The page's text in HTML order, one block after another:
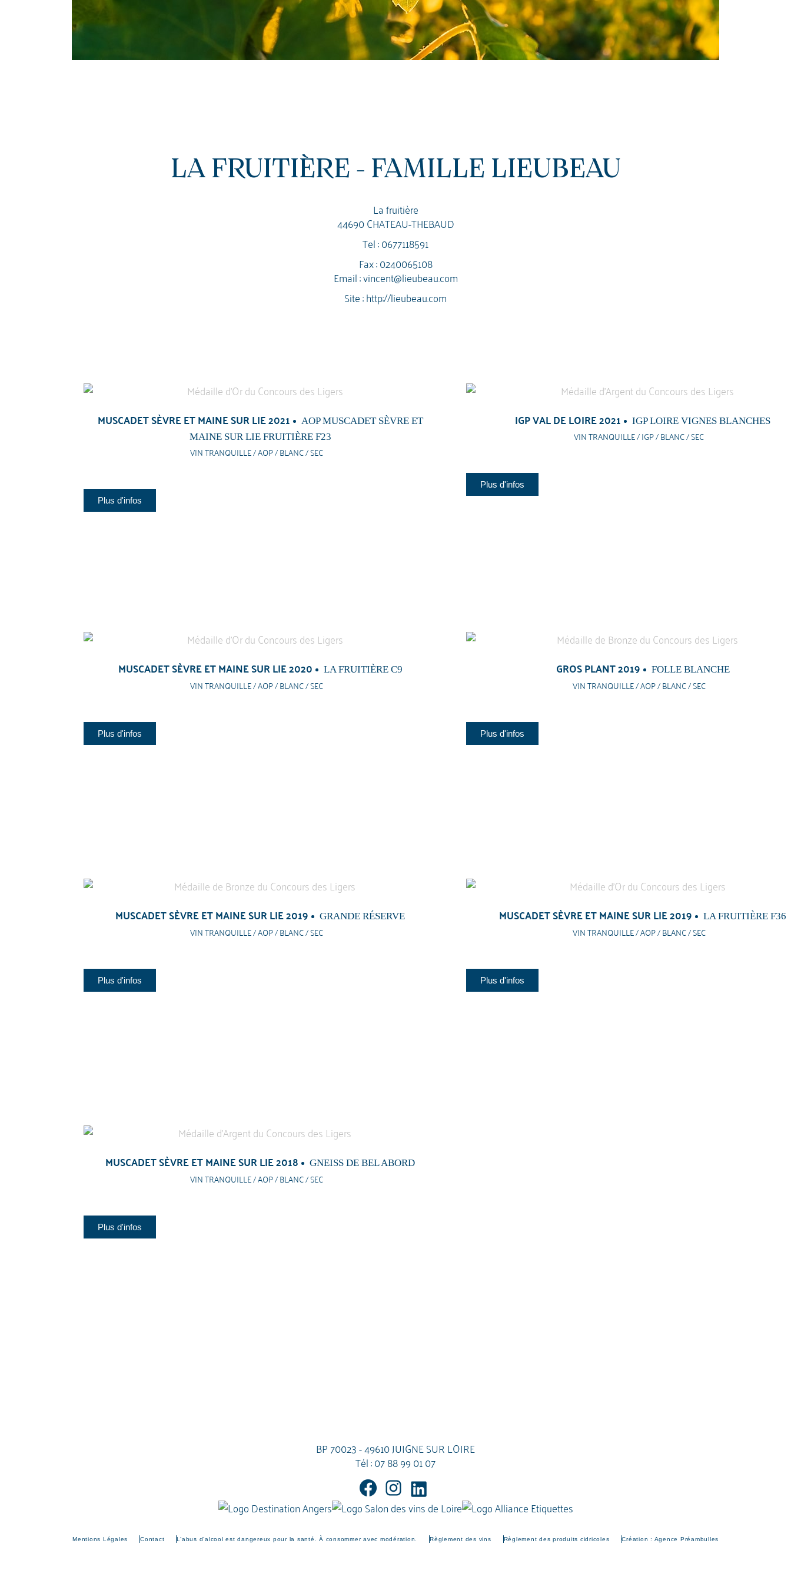
LA FRUITIÈRE - FAMILLE LIEUBEAU
La fruitière
44690 CHATEAU-THEBAUD
Tel :0677118591
Fax : 0240065108
Email :vincent@lieubeau.com
Site :http://lieubeau.com
MUSCADET SÈVRE ET MAINE SUR LIE 2021
AOP MUSCADET SÈVRE ET
MAINE SUR LIE FRUITIÈRE F23
VIN TRANQUILLE / AOP / BLANC / SEC
Plus d'infos
IGP VAL DE LOIRE 2021 IGP LOIRE VIGNES BLANCHES
VIN TRANQUILLE / IGP / BLANC / SEC
Plus d'infos
MUSCADET SÈVRE ET MAINE SUR LIE 2020 LA FRUITIÈRE C9
VIN TRANQUILLE / AOP / BLANC / SEC
Plus d'infos
GROS PLANT 2019 FOLLE BLANCHE
VIN TRANQUILLE / AOP / BLANC / SEC
Plus d'infos
MUSCADET SÈVRE ET MAINE SUR LIE 2019 GRANDE RÉSERVE
VIN TRANQUILLE / AOP / BLANC / SEC
Plus d'infos
MUSCADET SÈVRE ET MAINE SUR LIE 2019 LA FRUITIÈRE F36
VIN TRANQUILLE / AOP / BLANC / SEC
Plus d'infos
MUSCADET SÈVRE ET MAINE SUR LIE 2018 GNEISS DE BEL ABORD
VIN TRANQUILLE / AOP / BLANC / SEC
Plus d'infos
BP 70023 - 49610 JUIGNE SUR LOIRE
Tél :07 88 99 01 07
Mentions Légales Contact L’abus d’alcool est dangereux pour la santé. À consommer avec modération. Règlement des vins Règlement des produits cidricoles Création : Agence Préambulles